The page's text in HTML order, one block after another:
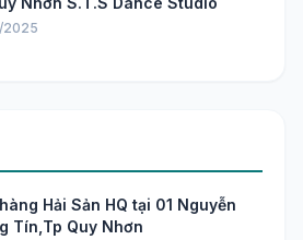
2025
Hải Sản HQ tại 01 Nguyễn
Tín,Tp Quy Nhơn